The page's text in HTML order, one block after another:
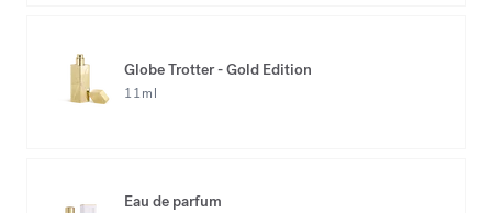
Globe Trotter - Gold Edition
11ml
Eau de parfum